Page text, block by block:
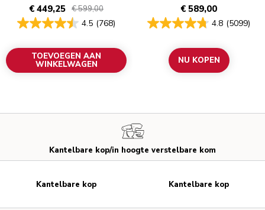
€ 449,25 € 599,00
4.5 (768)
TOEVOEGEN AAN
WINKELWAGEN
€ 589,00
4.8 (5099)
NU KOPEN
Kantelbare kop/in hoogte verstelbare kom
Kantelbare kop Kantelbare kop